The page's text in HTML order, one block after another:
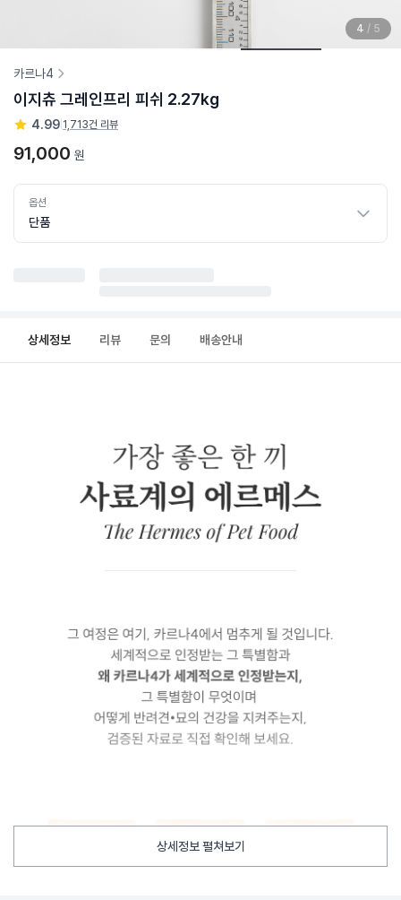
4 / 5
카르나4
이지츄 그레인프리 피쉬 2.27kg
4.99 1,713건 리뷰
91,000 원
옵션
단품
상세정보 리뷰 문의 배송안내
상세정보 펼쳐보기